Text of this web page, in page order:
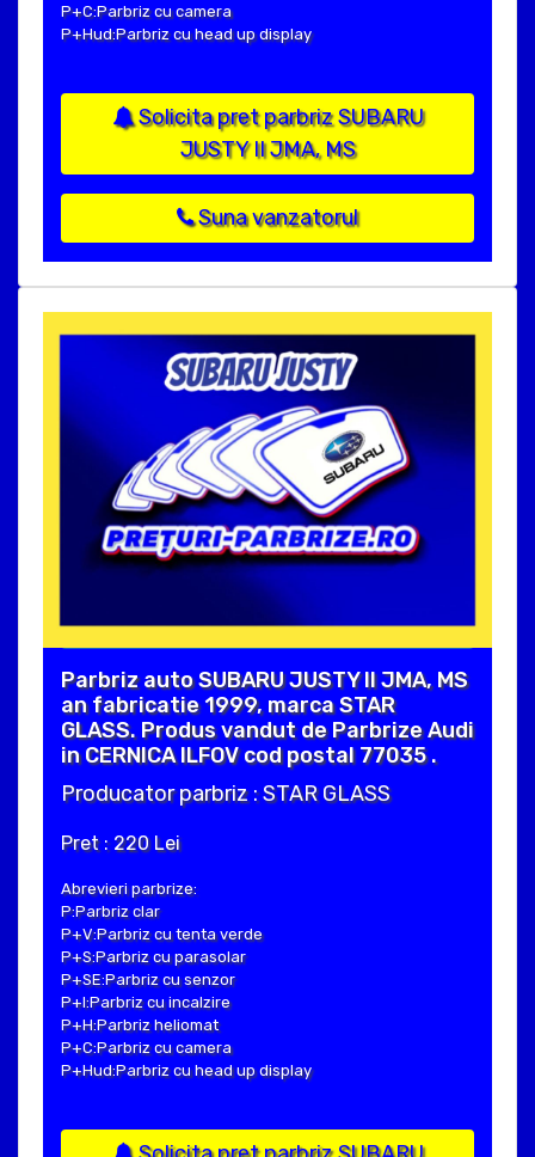
P+C:Parbriz cu camera
P+Hud:Parbriz cu head up display
Solicita pret parbriz SUBARU
JUSTY II JMA, MS
Suna vanzatorul
Parbriz auto SUBARU JUSTY II JMA, MS
an fabricatie 1999, marca STAR
GLASS. Produs vandut de Parbrize Audi
in CERNICA ILFOV cod postal 77035 .
Producator parbriz : STAR GLASS
Pret : 220 Lei
Abrevieri parbrize:
P:Parbriz clar
P+V:Parbriz cu tenta verde
P+S:Parbriz cu parasolar
P+SE:Parbriz cu senzor
P+I:Parbriz cu incalzire
P+H:Parbriz heliomat
P+C:Parbriz cu camera
P+Hud:Parbriz cu head up display